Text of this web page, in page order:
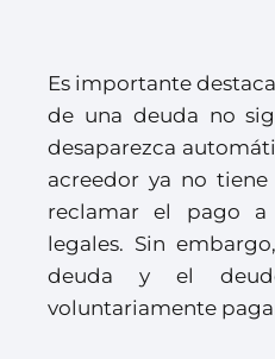
Es importante
de una deuda no
desaparezca
acreedor ya no
reclamar el pago a
legales. Sin
deuda y el
voluntariamente